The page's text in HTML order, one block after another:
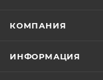
КОМПАНИЯ
ИНФОРМАЦИЯ